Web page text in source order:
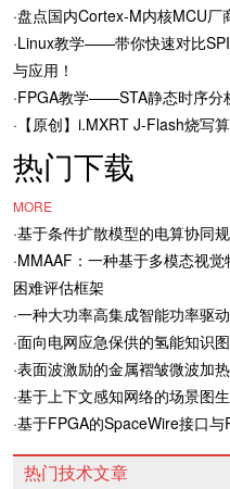
·盘点国内Cortex-M内核MCU
·Linux教学——带你快速对比
与应用！
·FPGA教学——STA静态时序分
·【原创】i.MXRT J-Flash烧写
热门下载
MORE
·基于条件扩散模型的电算协同
·MMAAF：一种基于多模态视
困难评估框架
·一种大功率高集成智能功率驱
·面向电网应急保供的氢能知识
·表面波激励的金属褶皱微波加
·基于上下文感知网络的场景图
·基于FPGA的SpaceWire接口
热门技术文章